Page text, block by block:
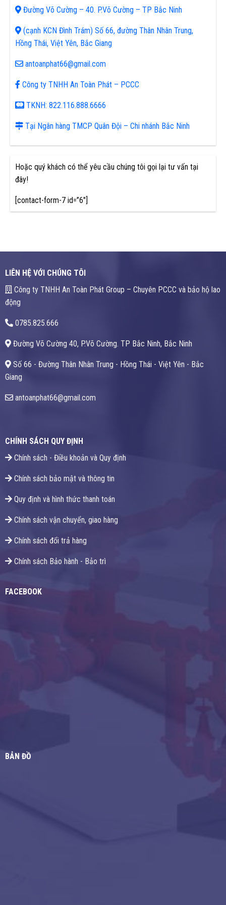
Đường Võ Cường – 40. P.Võ Cường – TP Bắc Ninh
(cạnh KCN Đình Trám) Số 66, đường Thân Nhân Trung,
Hồng Thái, Việt Yên, Bắc Giang
antoanphat66@gmail.com
Công ty TNHH An Toàn Phát – PCCC
TKNH: 822.116.888.6666
Tại Ngân hàng TMCP Quân Đội – Chi nhánh Bắc Ninh
Hoặc quý khách có thể yêu cầu chúng tôi gọi lại tư vấn tại
đây!
[contact-form-7 id=”6″]
LIÊN HỆ VỚI CHÚNG TÔI
Công ty TNHH An Toàn Phát Group – Chuyên PCCC và bảo hộ lao
động
0785.825.666
Đường Võ Cường 40, P.Võ Cường. TP Bắc Ninh, Bắc Ninh
Số 66 - Đường Thân Nhân Trung - Hồng Thái - Việt Yên - Bắc
Giang
antoanphat66@gmail.com
CHÍNH SÁCH QUY ĐỊNH
Chính sách - Điều khoản và Quy định
Chính sách bảo mật và thông tin
Quy định và hình thức thanh toán
Chính sách vận chuyển, giao hàng
Chính sách đổi trả hàng
Chính sách Bảo hành - Bảo trì
FACEBOOK
BẢN ĐỒ